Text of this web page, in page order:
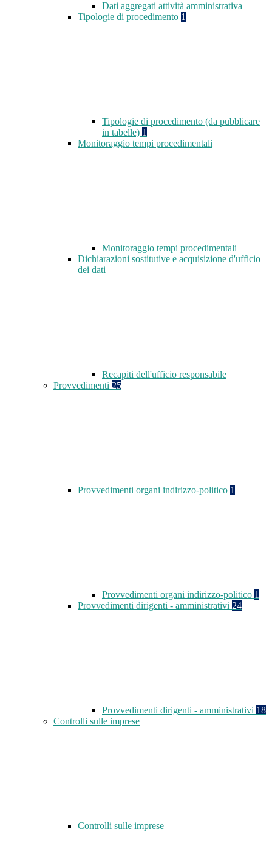
Dati aggregati attività amministrativa
Tipologie di procedimento 1
Tipologie di procedimento (da pubblicare
in tabelle) 1
Monitoraggio tempi procedimentali
Monitoraggio tempi procedimentali
Dichiarazioni sostitutive e acquisizione d'ufficio
dei dati
Recapiti dell'ufficio responsabile
Provvedimenti 25
Provvedimenti organi indirizzo-politico 1
Provvedimenti organi indirizzo-politico 1
Provvedimenti dirigenti - amministrativi 24
Provvedimenti dirigenti - amministrativi 18
Controlli sulle imprese
Controlli sulle imprese